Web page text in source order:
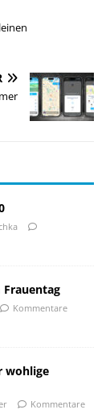
Frauentag
Kommentare
wohlige
Kommentare